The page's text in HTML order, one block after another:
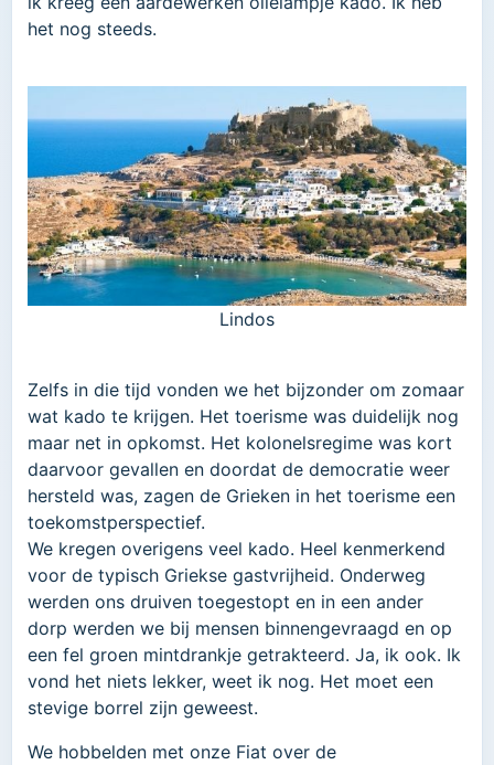
het nog steeds.
Lindos
Zelfs in die tijd vonden we het bijzonder om zomaar
wat kado te krijgen. Het toerisme was duidelijk nog
maar net in opkomst. Het kolonelsregime was kort
daarvoor gevallen en doordat de democratie weer
hersteld was, zagen de Grieken in het toerisme een
toekomstperspectief.
We kregen overigens veel kado. Heel kenmerkend
voor de typisch Griekse gastvrijheid. Onderweg
werden ons druiven toegestopt en in een ander
dorp werden we bij mensen binnengevraagd en op
een fel groen mintdrankje getrakteerd. Ja, ik ook. Ik
vond het niets lekker, weet ik nog. Het moet een
stevige borrel zijn geweest.
We hobbelden met onze Fiat over de